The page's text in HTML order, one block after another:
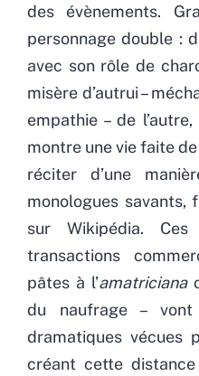
des évènements.
personnage double :
avec son rôle de
misère d’autrui –
empathie – de
montre une vie faite
réciter d’une
monologues savants,
sur Wikipédia.
transactions
pâtes à l’amatriciana
du naufrage –
dramatiques vécues
créant cette